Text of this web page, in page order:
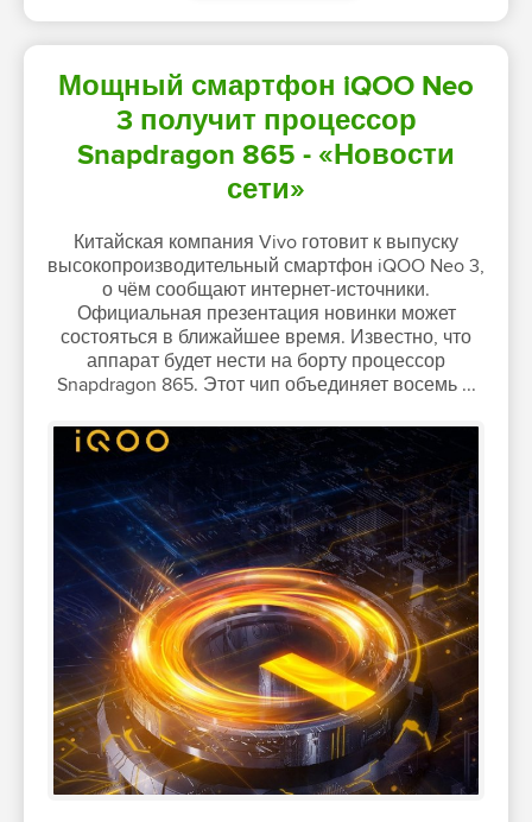
Мощный смартфон iQOO Neo
3 получит процессор
Snapdragon 865 - «Новости
сети»
Китайская компания Vivo готовит к выпуску
высокопроизводительный смартфон iQOO Neo 3,
о чём сообщают интернет-источники.
Официальная презентация новинки может
состояться в ближайшее время. Известно, что
аппарат будет нести на борту процессор
Snapdragon 865. Этот чип объединяет восемь ...